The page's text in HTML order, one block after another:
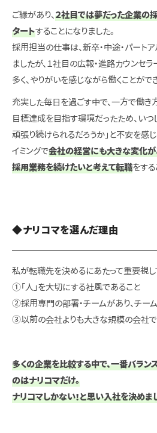
ご縁があり、 ２社目では夢だった企業の
タートすることになりました。
採用担当の仕事は、新卒・中途・パート
ましたが、１社目の広報・進路カウンセ
多く、やりがいを感じながら働くことがで
充実した毎日を過ごす中で、一方で働き
目標達成を目指す環境だったため、いつ
頑張り続けられるだろうか」と不安を感じ
イミングで会社の経営にも大きな変化が
採用業務を続けたいと考えて転職をする
◆ナリコマを選んだ理由
私が転職先を決めるにあたって重要視し
①「人」を大切にする社風であること
②採用専門の部署・チームがあり、チー
③以前の会社よりも大きな規模の会社で
多くの企業を比較する中で、一番バラン
のはナリコマだけ。
ナリコマしかない！と思い入社を決めま